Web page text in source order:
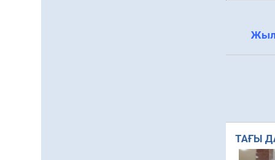
ТАҒЫ